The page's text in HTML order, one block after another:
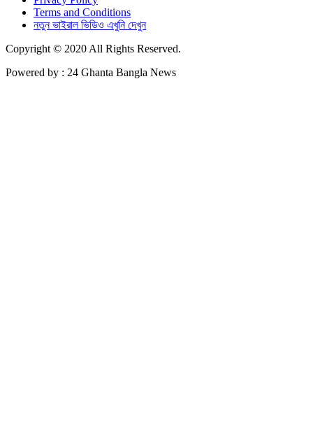
Terms and Conditions
নতুন ভাইরাল ভিডিও এখুনি দেখুন
Copyright © 2020 All Rights Reserved.
Powered by : 24 Ghanta Bangla News